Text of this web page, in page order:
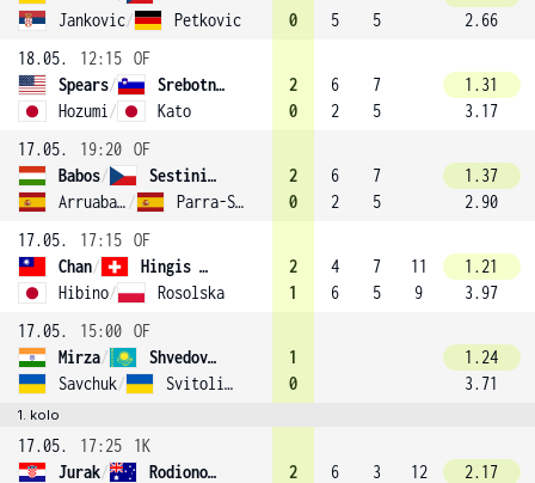
Jankovic/ Petkovic
0
5
5
2.66
18.05.
12:15 OF
Spears/
Srebotnik (6)
Hozumi / Kato
2
0
6
2
7
5
1.31
3.17
17.05.
19:20 OF
Babos/
Sestini Hlaváčková (4)
Arruabarrena-Vecino / Parra-Santonja
2
0
6
2
7
5
1.37
2.90
17.05.
17:15 OF
Chan/
Hingis (2)
Hibino/ Rosolska
2
1
4
6
7
5
11
9
1.21
3.97
17.05.
15:00 OF
Mirza/
Shvedova (3)
Savchuk/ Svitolina
1
0
1.24
3.71
1. kolo
17.05. 17:25
1K
Jurak/
Rodionova
2
6
3
12
2.17